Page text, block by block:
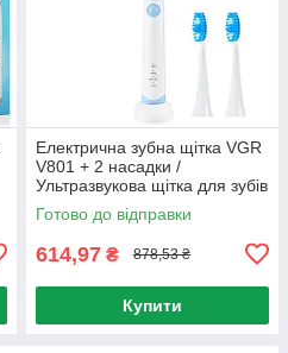
Електрична зубна щітка VGR
V801 + 2 насадки /
Ультразвукова щітка для зубів
/ Акумуляторна електрощітка
Готово до відправки
614,97 ₴ 878,53 ₴
Купити